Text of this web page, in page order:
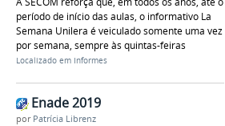
período de início das aulas, o informativo La
Semana Unilera é veiculado somente uma vez
por semana, sempre às quintas-feiras
Localizado em Informes
Enade 2019
por Patrícia Librenz